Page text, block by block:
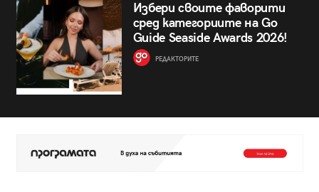
Избери своите фаворити
сред категориите на Go
Guide Seaside Awards 2026!
РЕДАКТОРИТЕ